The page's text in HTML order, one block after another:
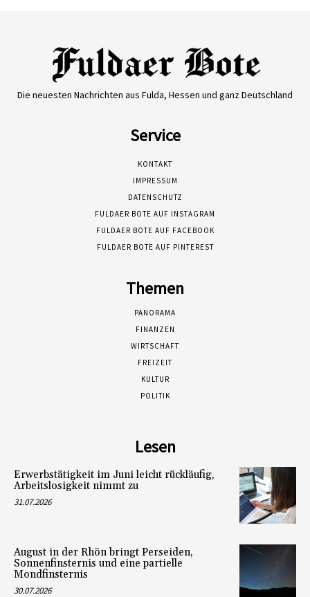
Die neuesten Nachrichten aus Fulda, Hessen und ganz Deutschland
Service
KONTAKT
IMPRESSUM
DATENSCHUTZ
FULDAER BOTE AUF INSTAGRAM
FULDAER BOTE AUF FACEBOOK
FULDAER BOTE AUF PINTEREST
Themen
PANORAMA
FINANZEN
WIRTSCHAFT
FREIZEIT
KULTUR
POLITIK
Lesen
Erwerbstätigkeit im Juni leicht rückläufig,
Arbeitslosigkeit nimmt zu
31.07.2026
August in der Rhön bringt Perseiden,
Sonnenfinsternis und eine partielle
Mondfinsternis
30.07.2026